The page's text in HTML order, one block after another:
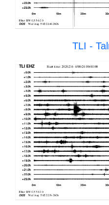
TLI -